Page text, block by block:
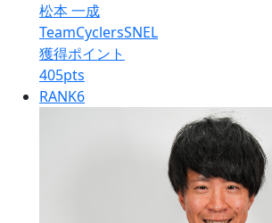
松本 一成
TeamCyclersSNEL
獲得ポイント
405pts
RANK6